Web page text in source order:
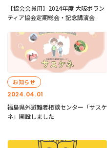
【協会会員用】2024年度 大阪ボラン
ティア協会定期総会・記念講演会
2024.04.01
お知らせ
福島県外避難者相談センター「サスケ
ネ」開設しました